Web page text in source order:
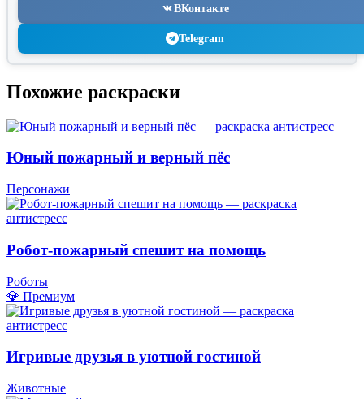
ВКонтакте
Telegram
Похожие раскраски
Юный пожарный и верный пёс
Персонажи
Робот-пожарный спешит на помощь
Роботы
💎 Премиум
Игривые друзья в уютной гостиной
Животные